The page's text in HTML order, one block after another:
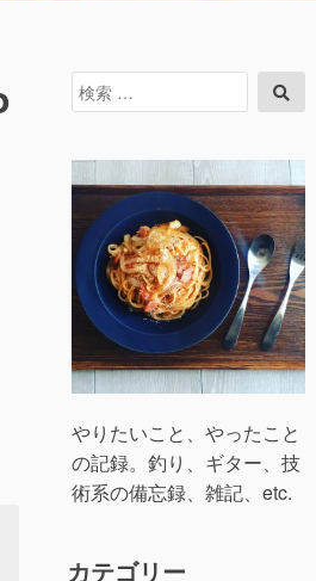
検
索
索
やりたいこと、やったこと
の記録。釣り、ギター、技
術系の備忘録、雑記、etc.
カテゴリー